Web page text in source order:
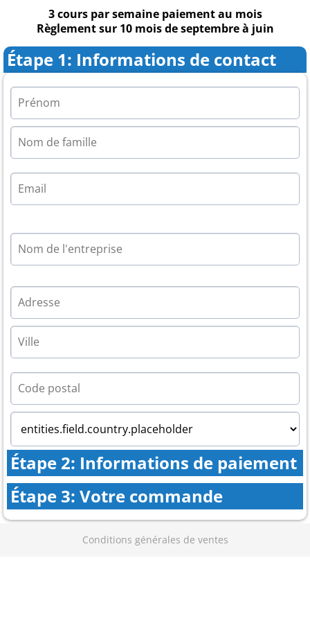
3 cours par semaine paiement au mois
Règlement sur 10 mois de septembre à juin
Étape 1: Informations de contact
Étape 2: Informations de paiement
Étape 3: Votre commande
Conditions générales de ventes